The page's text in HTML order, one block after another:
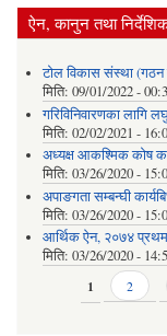
ऐन, कानुन तथा
टोल विकास संस्था (गठन
मिति: 09/01/2022 -
गरिविनिवारणका लागि
मिति: 02/02/2021 -
अध्यक्ष आकश्मिक कोष
मिति: 03/26/2020 -
अपाङगता सम्बन्घी
मिति: 03/26/2020 -
आर्थिक ऐन, २०७४
मिति: 03/26/2020 -
1 2